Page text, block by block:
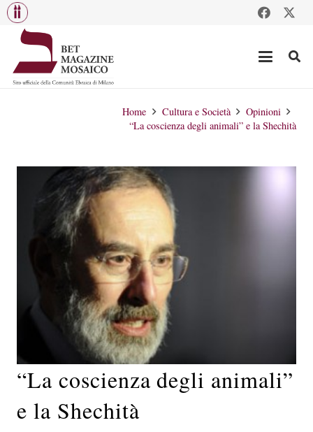
Home Cultura e Società
Opinioni
“La coscienza degli animali” e la Shechità
“La coscienza degli animali”
e la Shechità